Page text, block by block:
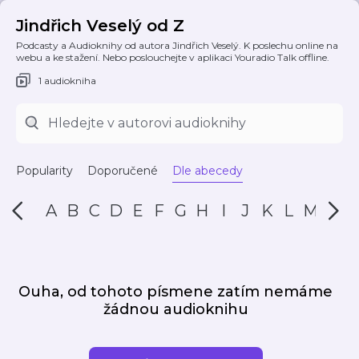
Jindřich Veselý od Z
Podcasty a Audioknihy od autora Jindřich Veselý. K poslechu online na
webu a ke stažení. Nebo poslouchejte v aplikaci Youradio Talk offline.
1 audiokniha
Popularity Doporučené Dle abecedy
A B C D E F G H I J K L M N
Ouha, od tohoto písmene zatím nemáme
žádnou audioknihu